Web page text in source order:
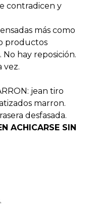
contradicen y
más como
productos
No hay reposición.
vez.
jean tiro
marron.
desfasada.
ACHICARSE SIN